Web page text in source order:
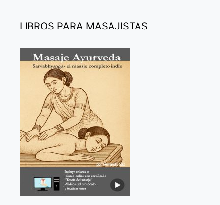
LIBROS PARA MASAJISTAS